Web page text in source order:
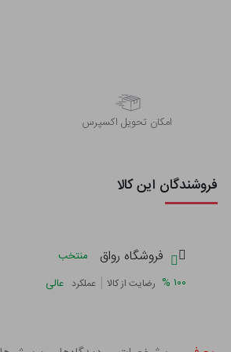
اﻣﮑﺎن ﺗﺤﻮﯾﻞ اﮐﺴﭙﺮس
فروشندگان این کالا
فروشگاه رواق
منتخب
۱۰۰ % رضایت از کالا | عملکرد عالی